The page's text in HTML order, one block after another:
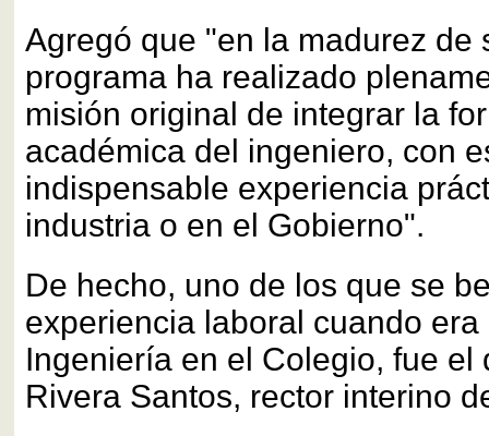
Agregó que "en la madurez de
programa ha realizado
misión original de integrar la
académica del ingeniero, con
indispensable experiencia
industria o en el Gobierno".
De hecho, uno de los que se
experiencia laboral cuando
Ingeniería en el Colegio, fue el
Rivera Santos, rector interino